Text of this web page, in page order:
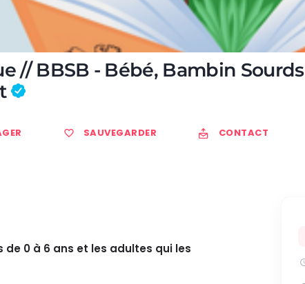
// BBSB - Bébé, Bambin Sourds
SAUVEGARDER CONTACT
0 à 6 ans et les adultes qui les